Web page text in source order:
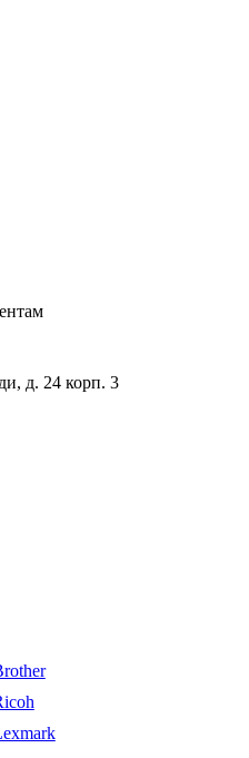
д. 24 корп. 3